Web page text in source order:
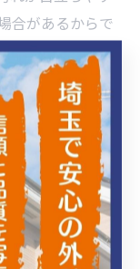
合があるからで
る色は、紫外線
しやすく、頻繁
対に、白などの
あります。長く
テナンス性も考
ことが賢明で